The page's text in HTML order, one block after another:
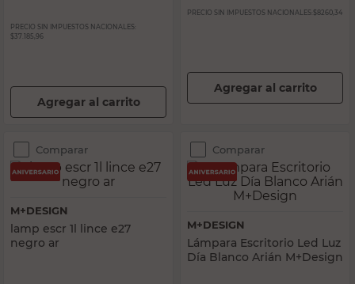
PRECIO SIN IMPUESTOS NACIONALES:
$37.185,96
Agregar al carrito
PRECIO SIN IMPUESTOS NACIONALES: $8260,34
Agregar al carrito
Comparar
M+DESIGN
lamp escr 1l lince e27
negro ar
Comparar
M+DESIGN
Lámpara Escritorio Led Luz
Día Blanco Arián M+Design